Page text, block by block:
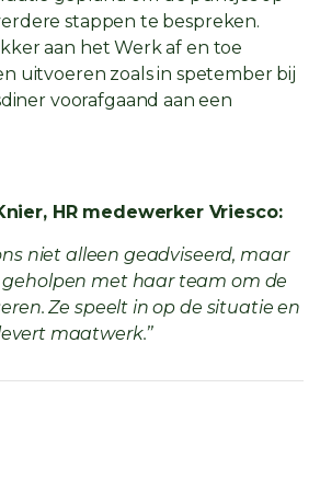
stappen te bespreken.
aan het Werk af en toe
uitvoeren zoals in spetember bij
voorafgaand aan een
HR medewerker Vriesco:
niet alleen geadviseerd, maar
geholpen met haar team om de
Ze speelt in op de situatie en
maatwerk.’’